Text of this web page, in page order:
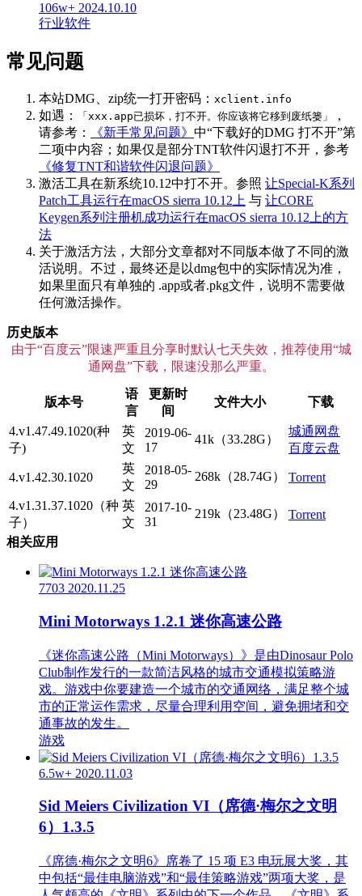
106w+ 2024.10.10
行业软件
常见问题
本站DMG、zip统一打开密码： xclient.info
如遇： 「xxx.app已损坏，打不开。你应该将它移到废纸篓」
，
请参考：
《新手常见问题》 中“下载好的DMG 打不开”第
二项中内容；如果仅是部分TNT软件闪退打不开，参考
《修复TNT和谐软件闪退问题》
激活工具在新系统10.12中打不开。参照 让Special-K系列
Patch工具运行在macOS sierra 10.12上 与 让CORE
Keygen系列注册机成功运行在macOS sierra 10.12上的方
法
关于激活方法，大部分文章都对不同版本做了不同的激
活说明。不过，最终还是以dmg包中的实际情况为准，
如果里面只有单独的 .app或者.pkg文件，说明不需要做
任何激活操作。
历史版本
由于“百度云”限速严重且分享时默认七天失效，推荐使用“城
通网盘”下载，限速没那么严重。
版本号
语
言
更新时
间
文件大小 下载
4.v1.47.49.1020(种
子)
英
文
2019-06-
17
41k（33.28G）
城通网盘
百度云盘
4.v1.42.30.1020
英
文
2018-05-
29
268k（28.74G） Torrent
4.v1.31.37.1020（种
子）
英
文
2017-10-
31
219k（23.48G）
Torrent
相关应用
7703 2020.11.25
Mini Motorways 1.2.1 迷你高速公路
《迷你高速公路（Mini Motorways）》是由Dinosaur Polo
Club制作发行的一款简洁风格的城市交通模拟策略游
戏。游戏中你要建造一个城市的交通网络，满足整个城
市的正常运作需求，尽量合理利用空间，避免拥堵和交
通事故的发生。
游戏
6.5w+ 2020.11.03
Sid Meiers Civilization VI（席德·梅尔之文明
6）1.3.5
《席德·梅尔之文明6》席卷了 15 项 E3 电玩展大奖，其
中包括“最佳电脑游戏”和“最佳策略游戏”两项大奖，是